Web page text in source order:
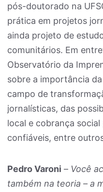
pós-doutorado na
prática em projetos
ainda projeto de
comunitários. Em
Observatório da
sobre a importância
campo de
jornalísticas, das
local e cobrança
confiáveis, entre
Pedro Varoni – Você
também na teoria – a